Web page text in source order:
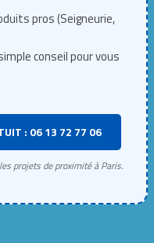
pros (Seigneurie,
conseil pour vous
: 06 13 72 77 06
projets de proximité à Paris.